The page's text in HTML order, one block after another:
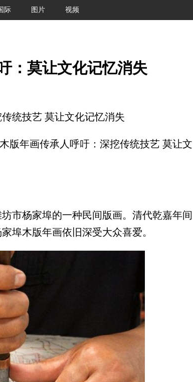
际 图片 视频
：莫让文化记忆消失
统技艺 莫让文化记忆消失
年画传承人呼吁：深挖传统技艺 莫让文
杨家埠的一种民间版画。清代乾嘉年间
埠木版年画依旧深受大众喜爱。